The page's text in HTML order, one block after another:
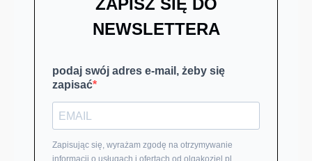
ZAPISZ SIĘ DO
NEWSLETTERA
podaj swój adres e-mail, żeby się
zapisać
Zapisując się, wyrażam zgodę na otrzymywanie